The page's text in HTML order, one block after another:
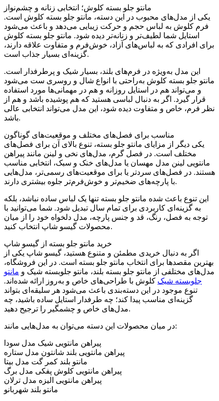
مانتو جلو بسته کلوش؛ انتخابی زنانه و چشم‌نواز
یکی از مدل‌های محبوب در این دسته، مانتو جلو بسته کلوش است.
فرم کلوش به لباس حجم و حرکت زیبایی می‌دهد و باعث می‌شود
استایل شما لطیف‌تر و زنانه‌تر دیده شود. مانتو جلو بسته کلوش
برای افرادی که به لباس‌های آزاد، خوش‌فرم و متفاوت علاقه دارند،
گزینه‌ای بسیار جذاب است.
این مدل به‌ویژه در فرم‌های بلند، بسیار شیک و پرطرفدار است.
مانتو جلو بسته کلوش به‌راحتی با انواع شال و روسری ست می‌شود
و می‌تواند هم در استایل روزانه و هم در مهمانی‌ها مورد استفاده
قرار گیرد. اگر به دنبال لباسی هستید که هم پوشیده باشد و هم از
نظر فرم، خاص و متفاوت دیده شود، این مدل می‌تواند انتخابی عالی
باشد.
مناسب برای فصل‌های مختلف و موقعیت‌های گوناگون
یکی دیگر از مزایای مانتو جلو بسته، تنوع بالای آن برای فصل‌های
مختلف است. در فصل گرم، مدل‌های نخی و لینن مانند پیراهن
مانتویی لینن مدل مهسان یا مدل‌های خنک و سبک، انتخابی مناسب
هستند. در فصل‌های سردتر یا برای موقعیت‌های رسمی‌تر، مدل‌هایی
با پارچه‌های ضخیم‌تر و خوش‌فرم‌تر جلوه بیشتری دارند.
این تنوع باعث شده مانتو جلو بسته تنها یک لباس ساده نباشد، بلکه
به گزینه‌ای کاربردی برای تمام سال تبدیل شود. شما می‌توانید با
توجه به فصل، رنگ، قد و جنس پارچه، مدل دلخواه خود را از میان
محصولات گیسو شاپ انتخاب کنید.
خرید مانتو جلو بسته از گیسو شاپ
اگر به دنبال خریدی مطمئن و متنوع هستید، گیسو شاپ یکی از
بهترین مقصدها برای انتخاب مانتو جلو بسته است. در این فروشگاه،
مدل‌های مختلفی از مانتو جلو بسته بلند، مانتو جلوبسته شیک و مانتو
جلوبسته شیک کلوش با طراحی‌های خاص و به‌روز ارائه شده‌اند.
تنوع موجود در این دسته‌بندی باعث می‌شود هر سلیقه‌ای بتواند
گزینه‌ای مناسب پیدا کند؛ چه طرفدار استایل ساده باشید، چه
مدل‌های خاص و چشمگیر را ترجیح دهید.
در میان محصولات این دسته می‌توان به مدل‌هایی مانند:
پیراهن مانتویی شیک مدل سودا
پیراهن مانتویی بلند شانتون مدل ستاره
مانتو بلند کمر گت مدل بیتا
پیراهن مانتویی کلوش پفکی مدل برگ
پیراهن مانتویی الیزه مدل ترلان
مانتو بلند شهربانو